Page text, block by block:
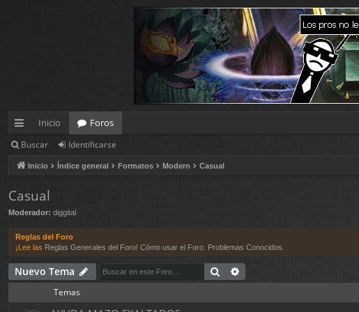
nl
ac
es
rá
pi
d
os
Inicio
Foros
Buscar Identificarse
Inicio Índice general Formatos Modern Casual
Casual
Moderador: diggital
Reglas del Foro
¡Lee las Reglas Generales del Foro! Cómo usar el Foro. Problemas Conocidos.
Nuevo Tema Buscar
Temas